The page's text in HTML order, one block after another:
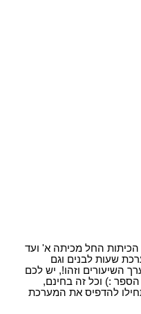
החל מכיתה א' ועד
שעות לבנים וגם
השיעורים וזהו!, יש לכם
:) וכל זה בחינם,
להדפיס את המערכת